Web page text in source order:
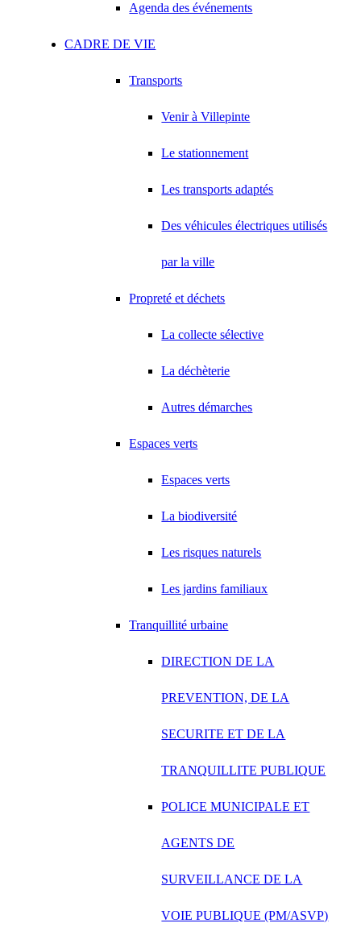
Agenda des événements
CADRE DE VIE
Transports
Venir à Villepinte
Le stationnement
Les transports adaptés
Des véhicules électriques utilisés
par la ville
Propreté et déchets
La collecte sélective
La déchèterie
Autres démarches
Espaces verts
Espaces verts
La biodiversité
Les risques naturels
Les jardins familiaux
Tranquillité urbaine
DIRECTION DE LA
PREVENTION, DE LA
SECURITE ET DE LA
TRANQUILLITE PUBLIQUE
POLICE MUNICIPALE ET
AGENTS DE
SURVEILLANCE DE LA
VOIE PUBLIQUE (PM/ASVP)